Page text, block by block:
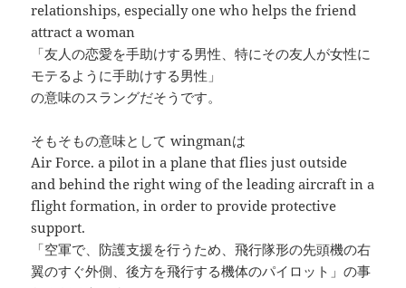
relationships, especially one who helps the friend
attract a woman
「友人の恋愛を手助けする男性、特にその友人が女性に
モテるように手助けする男性」
の意味のスラングだそうです。
そもそもの意味として wingmanは
Air Force. a pilot in a plane that flies just outside
and behind the right wing of the leading aircraft in a
flight formation, in order to provide protective
support.
「空軍で、防護支援を行うため、飛行隊形の先頭機の右
翼のすぐ外側、後方を飛行する機体のパイロット」の事